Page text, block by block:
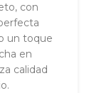
con
un toque
en
calidad